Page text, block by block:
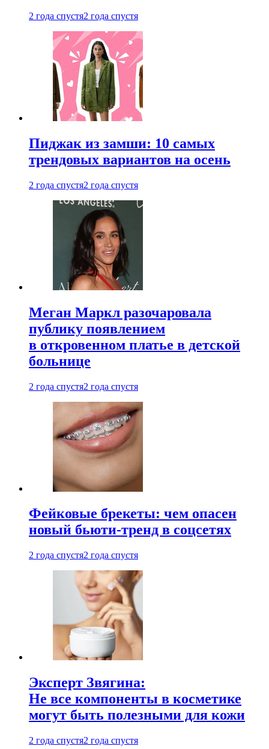
2 года спустя2 года спустя
Пиджак из замши: 10 самых
трендовых вариантов на осень
2 года спустя2 года спустя
Меган Маркл разочаровала
публику появлением
в откровенном платье в детской
больнице
2 года спустя2 года спустя
Фейковые брекеты: чем опасен
новый бьюти-тренд в соцсетях
2 года спустя2 года спустя
Эксперт Звягина:
Не все компоненты в косметике
могут быть полезными для кожи
2 года спустя2 года спустя